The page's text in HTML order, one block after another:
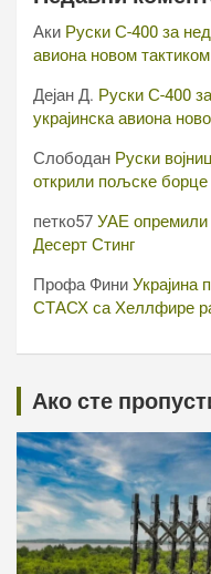
Аки Руски С-400 за
авиона новом
Дејан Д. Руски С-400
украјинска авиона
Слободан Руски
открили пољске
петко57 УАЕ опремили
Десерт Стинг
Профа Фини Украјина
СТАСХ са Хеллфире
Ако сте